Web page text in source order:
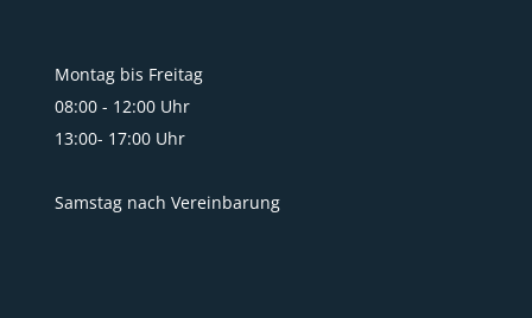
Montag bis Freitag
08:00 - 12:00 Uhr
13:00- 17:00 Uhr
Samstag nach Vereinbarung